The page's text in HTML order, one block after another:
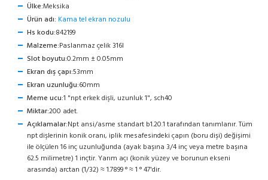
Ülke:Meksika
Ürün adı: Kama tel ekran nozulu
Hs kodu:842199
Malzeme:Paslanmaz çelik 316l
Slot boyutu:0.2mm ± 0.05mm
Ekran dış çapı:53mm
Ekran uzunluğu:60mm
Meme ucu:1 "npt erkek dişli, uzunluk 1", sch40
Miktar:200 adet.
Açıklamalar:Npt ansi/asme standart b1.20.1 tarafından tanımlanır. Tüm
npt dişlerinin konik oranı, iplik mesafesindeki çapın (boru dişi) değişimi
ile ölçülen 16 inç uzunluğunda (ayak başına 3/4 inç veya metre başına
62.5 milimetre) 1 inçtir. Yarım açı (konik yüzey ve borunun ekseni
arasında) arctan (1/32) ≈ 1.7899 ° ≈ 1 ° 47'dir.